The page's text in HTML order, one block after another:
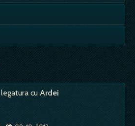
deruta, nevoie de
de a întelege
- probabil ca, in vremurile
simbol:
energie fizica, rezistenta,
Ranit, slab - oboseala,
cu Ardei